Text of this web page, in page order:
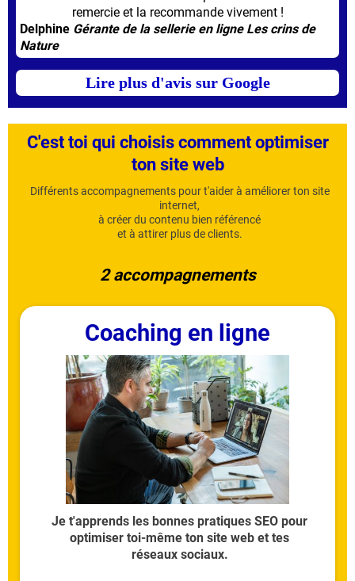
remercie et la recommande vivement !
Delphine Gérante de la sellerie en ligne Les crins de
Nature
Lire plus d'avis sur Google
C'est toi qui choisis comment optimiser
ton site web
Différents accompagnements pour t'aider à améliorer ton site
internet,
à créer du contenu bien référencé
et à attirer plus de clients.
2 accompagnements
Coaching en ligne
Je t'apprends les bonnes pratiques SEO pour
optimiser toi-même ton site web et tes
réseaux sociaux.